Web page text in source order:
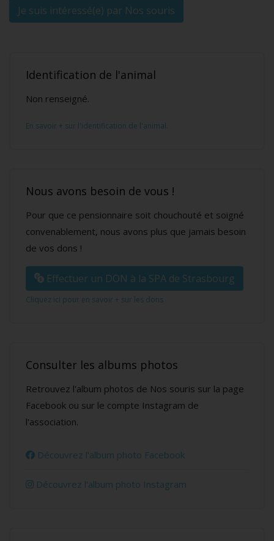
Identification de l'animal
Non renseigné.
En savoir + sur l'identification de l'animal.
Nous avons besoin de vous !
Pour que ce pensionnaire soit chouchouté et soigné
convenablement, nous avons plus que jamais besoin
de vos dons !
Effectuer un DON à la SPA de Strasbourg
Cliquez ici pour en savoir + sur les dons
Consulter les albums photos
Retrouvez l'album photos de Nos souris sur la page
Facebook ou sur le compte Instagram de
l'association.
Découvrez l'album photo Facebook
Découvrez l'album photo Instagram
Je suis intéressé(e) par Nos souris